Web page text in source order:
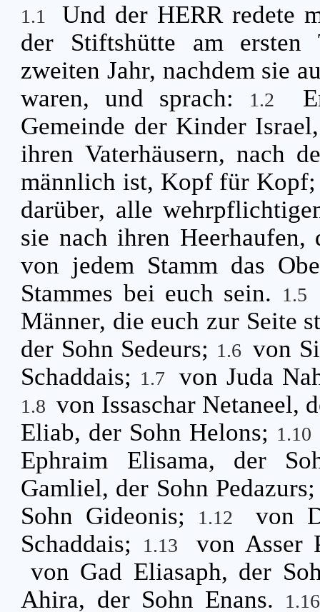
1.1
Und der HERR redete
der Stiftshütte am
zweiten Jahr, nachdem sie
waren, und sprach:
1.2
Gemeinde der Kinder
ihren Vaterhäusern, nach
männlich ist, Kopf für
darüber, alle
sie nach ihren
von jedem Stamm das
Stammes bei euch sein.
1.5
Männer, die euch zur Seite
der Sohn Sedeurs; 1.6 von
Schaddais; 1.7 von Juda
1.8 von Issaschar Netaneel,
Eliab, der Sohn Helons; 1.10
Ephraim Elisama, der
Gamliel, der Sohn
Sohn Gideonis;
1.12
von
Schaddais;
1.13
von Asser
von Gad Eliasaph, der
Ahira, der Sohn Enans.